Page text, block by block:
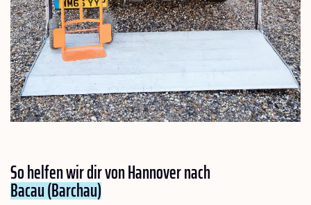
So helfen wir dir von Hannover nach
Bacau (Barchau)